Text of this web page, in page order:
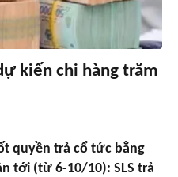
kiến chi hàng trăm
quyền trả cổ tức bằng
tới (từ 6-10/10): SLS trả